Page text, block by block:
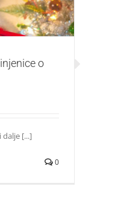
o
[...]
0